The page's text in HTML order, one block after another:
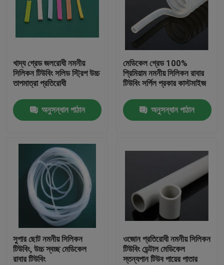
পণ্য
আমাদের সম্পর্কে
কারখানা ভ্রমণ
মান নিয়ন্ত্রণ
উদ্ধৃতির জন্য আবেদন
নমনীয় পিভিসি টিউবিং
তাপ সঙ্কুচিত নল
ঢেউখেলান নমনীয় টিউবিং
খাদ্য গ্রেড জলরোধী নমনীয়
সিলিকন টিউবিং সলিড স্ট্রিপ উচ্চ
তাপমাত্রা প্রতিরোধী
অনুসন্ধান পাঠান
মেডিকেল গ্রেড 100%
প্রিমিয়াম নমনীয় সিলিকন রাবার
টিউবিং সর্পিল প্রকার কাস্টমাইজ
অনুসন্ধান পাঠান
সুপার ছোট নমনীয় সিলিকন
টিউবিং, উচ্চ স্বচ্ছ মেডিকেল
রাবার টিউবিং
ওজোন প্রতিরোধী নমনীয় সিলিকন
টিউবিং ডেন্টাল মেডিকেল
স্তন্যপান টিউব পায়ের পাতার